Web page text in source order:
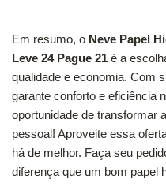
Em resumo, o Neve Papel
Leve 24 Pague 21 é a
qualidade e economia. Com
garante conforto e eficiência
oportunidade de transformar
pessoal! Aproveite essa
há de melhor. Faça seu
diferença que um bom papel